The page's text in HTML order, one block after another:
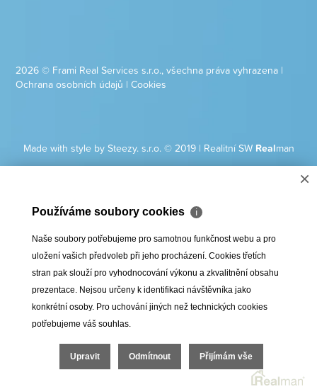
2026 © Frami Real Services s.r.o., všechna práva vyhrazena |
Ochrana osobních údajů |Cookies
Made with style by Steezy. s.r.o. © 2019| Realitní SW Realman
×
Používáme soubory cookies ℹ
Naše soubory potřebujeme pro samotnou funkčnost webu a pro
uložení vašich předvoleb při jeho procházení. Cookies třetích
stran pak slouží pro vyhodnocování výkonu a zkvalitnění obsahu
prezentace. Nejsou určeny k identifikaci návštěvníka jako
konkrétní osoby. Pro uchování jiných než technických cookies
potřebujeme váš souhlas.
Upravit Odmítnout Přijímám vše